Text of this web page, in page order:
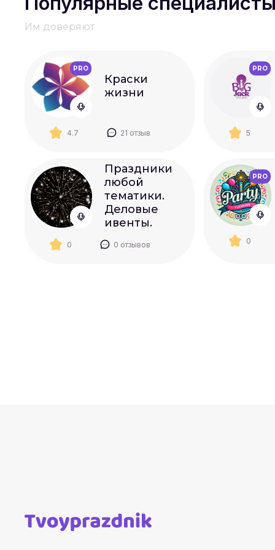
Им доверяют
PRO
Краски
жизни
4.7 21 отзыв
PRO
5
Праздники
любой
тематики.
Деловые
ивенты.
0 0 отзывов
PRO
0